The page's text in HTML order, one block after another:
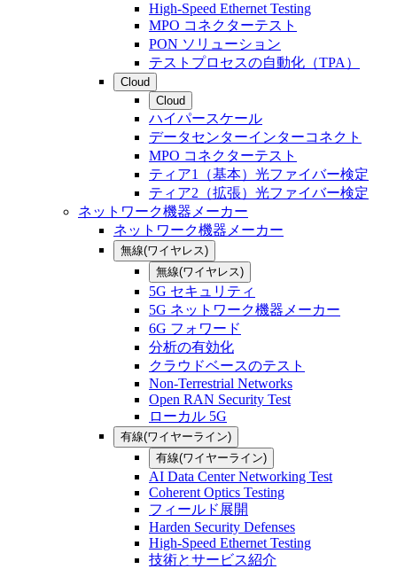
High-Speed Ethernet Testing
MPO コネクターテスト
PON ソリューション
テストプロセスの自動化（TPA）
Cloud
Cloud
ハイパースケール
データセンターインターコネクト
MPO コネクターテスト
ティア1（基本）光ファイバー検定
ティア2（拡張）光ファイバー検定
ネットワーク機器メーカー
ネットワーク機器メーカー
無線(ワイヤレス)
無線(ワイヤレス)
5G セキュリティ
5G ネットワーク機器メーカー
6G フォワード
分析の有効化
クラウドベースのテスト
Non-Terrestrial Networks
Open RAN Security Test
ローカル 5G
有線(ワイヤーライン)
有線(ワイヤーライン)
AI Data Center Networking Test
Coherent Optics Testing
フィールド展開
Harden Security Defenses
High-Speed Ethernet Testing
技術とサービス紹介